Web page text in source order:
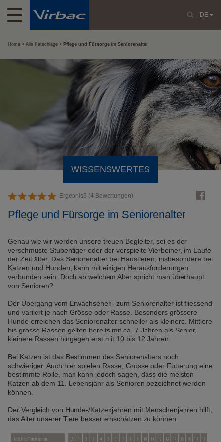
DE
Home Alle Ratschläge Pflege und Fürsorge im Seniorenalter
WISSENSWERTES
Ergebnis5 (4 Bewertungen)
Pflege und Fürsorge im Seniorenalter
Genau wie wir werden unsere treuen Begleiter, sei es der
verschmuste Stubentiger oder der verspielte Vierbeiner, im Laufe
der Zeit älter. Das Seniorenalter bei Haustieren, insbesondere bei
Katzen und Hunden, kann mit einigen Herausforderungen
verbunden sein. Doch ab welchem Alter spricht man überhaupt
von Senioren?
Der Übergang vom Erwachsenen- zum Seniorenalter ist fliessend
und variiert je nach Grösse oder Rasse. Besonders grössere
Hunde erreichen das Seniorenalter schneller als kleinere. Mittlere
bis grosse Rassen gelten bereits mit ca. 7 Jahren als Senior,
kleinere Rassen hingegen erst mit 10 bis 12 Jahren.
Bei Katzen ist das Bestimmen des Seniorenalters noch
schwieriger. Auch hier spielen Rasse, Grösse oder Fütterung eine
bestimmte Rolle, man kann jedoch sagen, dass die meisten
Katzen ab dem 11. Lebensjahr als Senioren bezeichnet werden
können.
Der Vergleich von Hunde-/Katzenjahren mit Menschenjahren hilft,
das Alter unserer Tiere besser einschätzen zu können: